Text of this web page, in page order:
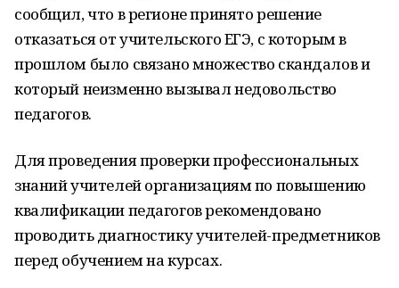
сообщил, что в регионе принято решение
отказаться от учительского ЕГЭ, с которым в
прошлом было связано множество скандалов и
который неизменно вызывал недовольство
педагогов.
Для проведения проверки профессиональных
знаний учителей организациям по повышению
квалификации педагогов рекомендовано
проводить диагностику учителей-предметников
перед обучением на курсах.